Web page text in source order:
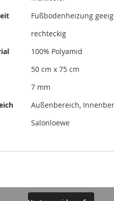
Fußbodenheizung
rechteckig
100% Polyamid
50 cm x 75 cm
7 mm
Außenbereich,
Salonloewe